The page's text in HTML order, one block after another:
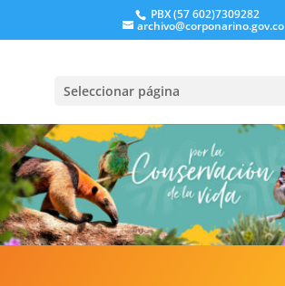
PBX (57 602)7309282
archivo@corponarino.gov.co
Seleccionar página